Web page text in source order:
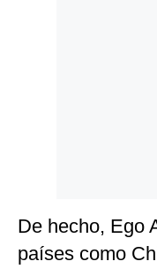
De hecho, Ego
países como